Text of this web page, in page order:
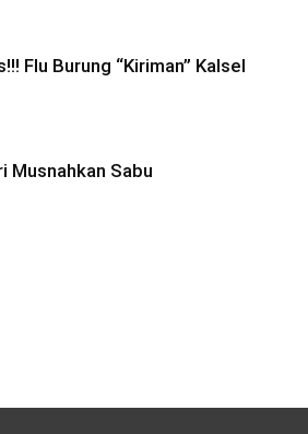
Flu Burung “Kiriman” Kalsel
Musnahkan Sabu